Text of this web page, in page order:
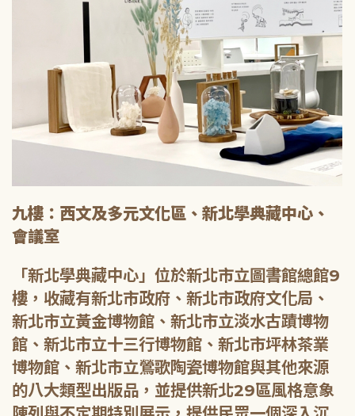
九樓：西文及多元文化區、新北學典藏中心、
會議室
「新北學典藏中心」位於新北市立圖書館總館9
樓，收藏有新北市政府、新北市政府文化局、
新北市立黃金博物館、新北市立淡水古蹟博物
館、新北市立十三行博物館、新北市坪林茶業
博物館、新北市立鶯歌陶瓷博物館與其他來源
的八大類型出版品，並提供新北29區風格意象